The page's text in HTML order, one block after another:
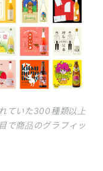
ていた300種類以上
で商品のグラフィッ